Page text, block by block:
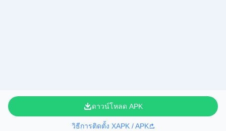
ดาวน์โหลด APK
วิธีการติดตั้ง XAPK / APK